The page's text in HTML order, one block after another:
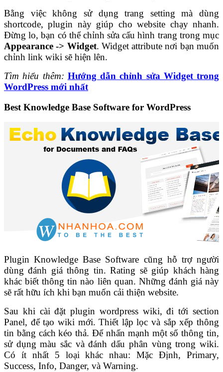
Bằng việc không sử dụng trang setting mà dùng
shortcode, plugin này giúp cho website chạy nhanh.
Đừng lo, bạn có thể chỉnh sửa cấu hình trang trong mục
Appearance -> Widget. Widget attribute nơi bạn muốn
chỉnh link wiki sẽ hiện lên.
Tìm hiểu thêm: Hướng dẫn chỉnh sửa Widget trong
WordPress mới nhất
Best Knowledge Base Software for WordPress
Plugin Knowledge Base Software cũng hỗ trợ người
dùng đánh giá thông tin. Rating sẽ giúp khách hàng
khác biết thông tin nào liên quan. Những đánh giá này
sẽ rất hữu ích khi bạn muốn cải thiện website.
Sau khi cài đặt plugin wordpress wiki, đi tới section
Panel, để tạo wiki mới. Thiết lập lọc và sắp xếp thông
tin bằng cách kéo thả. Để nhấn mạnh một số thông tin,
sử dụng màu sắc và đánh dấu phân vùng trong wiki.
Có ít nhất 5 loại khác nhau: Mặc Định, Primary,
Success, Info, Danger, và Warning.